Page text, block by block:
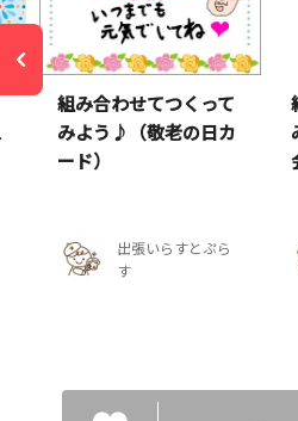
組み合わせてつくって
みよう♪（敬老の日カ
ード）
出張いらすとぷら
す